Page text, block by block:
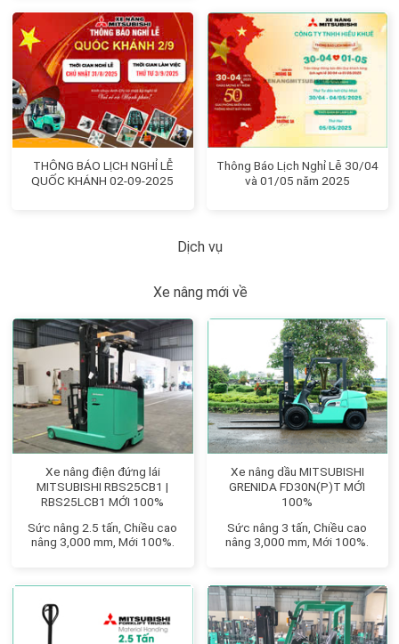
THÔNG BÁO LỊCH NGHỈ LỄ
QUỐC KHÁNH 02-09-2025
Thông Báo Lịch Nghỉ Lễ 30/04
và 01/05 năm 2025
Dịch vụ
Xe nâng mới về
Xe nâng điện đứng lái
MITSUBISHI RBS25CB1 |
RBS25LCB1 MỚI 100%
Sức nâng 2.5 tấn, Chiều cao
nâng 3,000 mm, Mới 100%.
Xe nâng dầu MITSUBISHI
GRENIDA FD30N(P)T MỚI
100%
Sức nâng 3 tấn, Chiều cao
nâng 3,000 mm, Mới 100%.